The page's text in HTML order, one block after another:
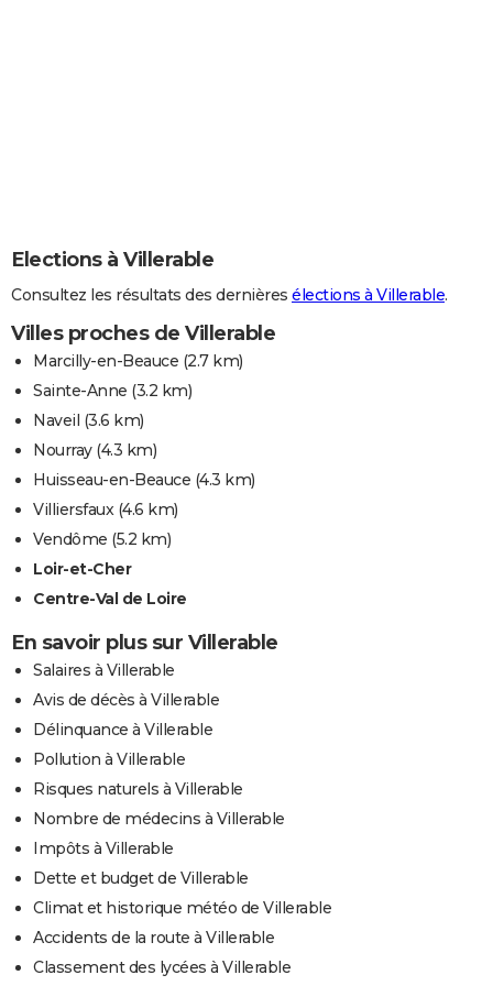
Elections à Villerable
Consultez les résultats des dernières élections à Villerable.
Villes proches de Villerable
Marcilly-en-Beauce (2.7 km)
Sainte-Anne (3.2 km)
Naveil (3.6 km)
Nourray(4.3 km)
Huisseau-en-Beauce (4.3 km)
Villiersfaux(4.6 km)
Vendôme (5.2 km)
Loir-et-Cher
Centre-Val de Loire
En savoir plus sur Villerable
Salaires à Villerable
Avis de décès à Villerable
Délinquance à Villerable
Pollution à Villerable
Risques naturels à Villerable
Nombre de médecins à Villerable
Impôts à Villerable
Dette et budget de Villerable
Climat et historique météo de Villerable
Accidents de la route à Villerable
Classement des lycées à Villerable